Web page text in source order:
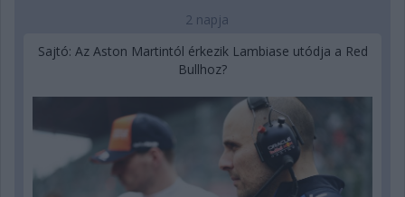
2 napja
Sajtó: Az Aston Martintól érkezik Lambiase utódja a Red
Bullhoz?